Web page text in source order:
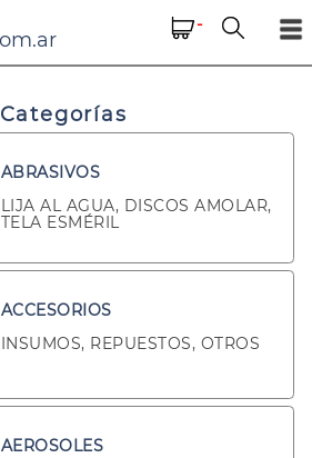
-
Categorías
ABRASIVOS
LIJA AL AGUA, DISCOS AMOLAR,
TELA ESMÉRIL
ACCESORIOS
INSUMOS, REPUESTOS, OTROS
AEROSOLES